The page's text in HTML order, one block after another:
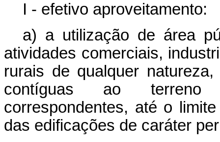
I - efetivo aproveitamento:
a) a utilização de área
atividades comerciais,
rurais de qualquer
contíguas ao terreno
correspondentes, até o
das edificações de caráter